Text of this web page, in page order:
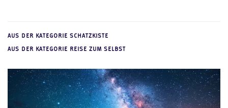
AUS DER KATEGORIE SCHATZKISTE
AUS DER KATEGORIE REISE ZUM SELBST